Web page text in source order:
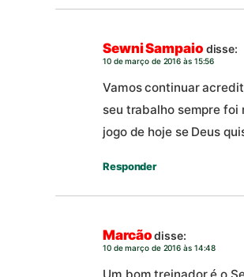
Sewni Sampaio disse:
10 de março de 2016 às 15:56
Vamos continuar
seu trabalho sempre foi
jogo de hoje se Deus
Responder
Marcãodisse:
10 de março de 2016 às 14:48